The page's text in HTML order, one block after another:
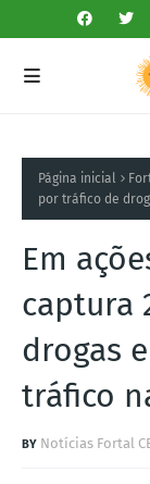
Página inicial
por tráfico de
Em
captura
drogas
tráfico
Notícias Fortal